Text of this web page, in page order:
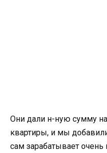
Они дали н-ную сумму
квартиры, и мы
сам зарабатывает очень